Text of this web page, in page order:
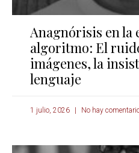
Anagnórisis en la
algoritmo: El
imágenes, la
lenguaje
1 julio, 2026 No hay